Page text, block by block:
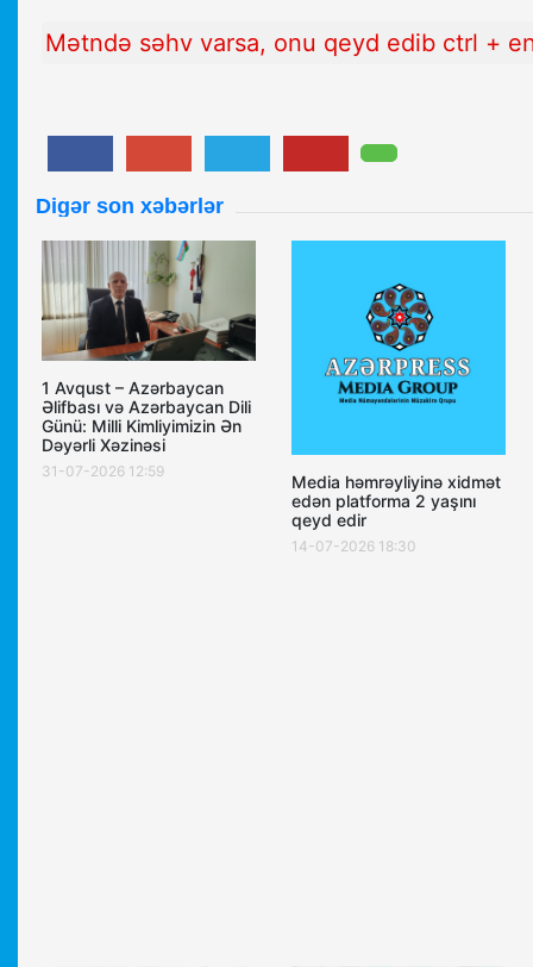
Mətndə səhv varsa, onu qeyd edib ctrl +
Digər son xəbərlər
1 Avqust – Azərbaycan
Əlifbası və Azərbaycan Dili
Günü: Milli Kimliyimizin Ən
Dəyərli Xəzinəsi
31-07-2026 12:59
Media həmrəyliyinə xidmət
edən platforma 2 yaşını
qeyd edir
14-07-2026 18:30